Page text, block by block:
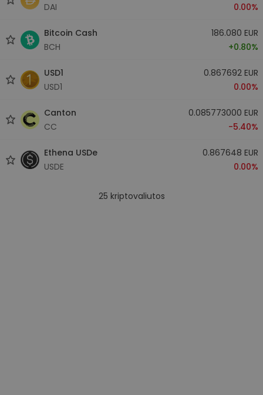
DAI
0.00%
Bitcoin Cash
BCH
186.080 EUR
+0.80%
USD1
USD1
0.867692 EUR
0.00%
Canton
CC
0.085773000 EUR
-5.40%
Ethena USDe
USDE
0.867648 EUR
0.00%
25 kriptovaliutos